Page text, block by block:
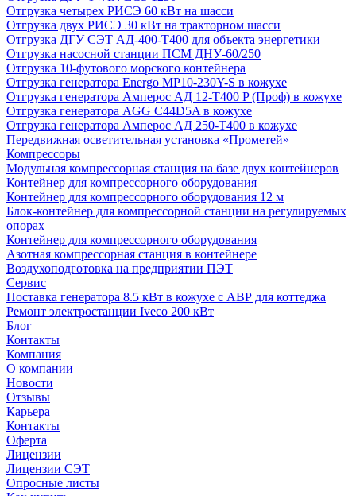
Отгрузка четырех РИСЭ 60 кВт на шасси
Отгрузка двух РИСЭ 30 кВт на тракторном шасси
Отгрузка ДГУ СЭТ АД-400-Т400 для объекта энергетики
Отгрузка насосной станции ПСМ ДНУ-60/250
Отгрузка 10-футового морского контейнера
Отгрузка генератора Energo MP10-230Y-S в кожухе
Отгрузка генератора Амперос АД 12-Т400 P (Проф) в кожухе
Отгрузка генератора AGG C44D5A в кожухе
Отгрузка генератора Амперос АД 250-Т400 в кожухе
Передвижная осветительная установка «Прометей»
Компрессоры
Модульная компрессорная станция на базе двух контейнеров
Контейнер для компрессорного оборудования
Контейнер для компрессорного оборудования 12 м
Блок-контейнер для компрессорной станции на регулируемых
опорах
Контейнер для компрессорного оборудования
Азотная компрессорная станция в контейнере
Воздухоподготовка на предприятии ПЭТ
Сервис
Поставка генератора 8.5 кВт в кожухе с АВР для коттеджа
Ремонт электростанции Iveco 200 кВт
Блог
Контакты
Компания
О компании
Новости
Отзывы
Карьера
Контакты
Оферта
Лицензии
Лицензии СЭТ
Опросные листы